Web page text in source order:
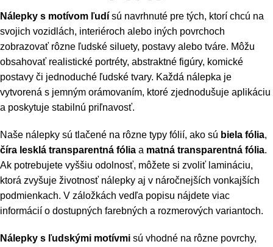
Nálepky s motívom ľudí sú navrhnuté pre tých, ktorí chcú na
svojich vozidlách, interiéroch alebo iných povrchoch
zobrazovať rôzne ľudské siluety, postavy alebo tváre. Môžu
obsahovať realistické portréty, abstraktné figúry, komické
postavy či jednoduché ľudské tvary. Každá nálepka je
vytvorená s jemným orámovaním, ktoré zjednodušuje aplikáciu
a poskytuje stabilnú priľnavosť.
Naše nálepky sú tlačené na rôzne typy fólií, ako sú biela fólia,
číra lesklá transparentná fólia a matná transparentná fólia.
Ak potrebujete vyššiu odolnosť, môžete si zvoliť lamináciu,
ktorá zvyšuje životnosť nálepky aj v náročnejších vonkajších
podmienkach. V záložkách vedľa popisu nájdete viac
informácií o dostupných farebných a rozmerových variantoch.
Nálepky s ľudskými motívmi sú vhodné na rôzne povrchy,